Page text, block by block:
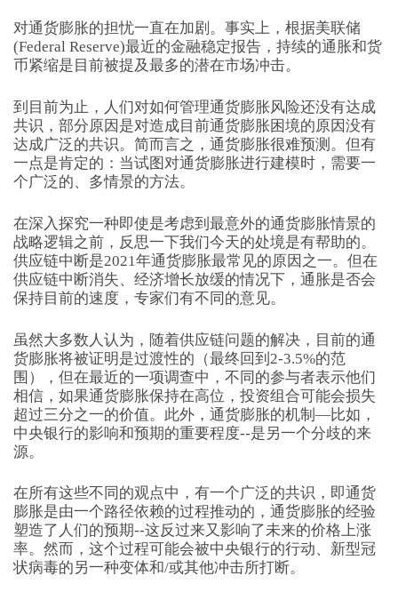
对通货膨胀的担忧一直在加剧。事实上，根据美联储
(Federal Reserve)最近的金融稳定报告，持续的通胀和货
币紧缩是目前被提及最多的潜在市场冲击。
到目前为止，人们对如何管理通货膨胀风险还没有达成
共识，部分原因是对造成目前通货膨胀困境的原因没有
达成广泛的共识。简而言之，通货膨胀很难预测。但有
一点是肯定的：当试图对通货膨胀进行建模时，需要一
个广泛的、多情景的方法。
在深入探究一种即使是考虑到最意外的通货膨胀情景的
战略逻辑之前，反思一下我们今天的处境是有帮助的。
供应链中断是2021年通货膨胀最常见的原因之一。但在
供应链中断消失、经济增长放缓的情况下，通胀是否会
保持目前的速度，专家们有不同的意见。
虽然大多数人认为，随着供应链问题的解决，目前的通
货膨胀将被证明是过渡性的（最终回到2-3.5%的范
围），但在最近的一项调查中，不同的参与者表示他们
相信，如果通货膨胀保持在高位，投资组合可能会损失
超过三分之一的价值。此外，通货膨胀的机制—比如，
中央银行的影响和预期的重要程度--是另一个分歧的来
源。
在所有这些不同的观点中，有一个广泛的共识，即通货
膨胀是由一个路径依赖的过程推动的，通货膨胀的经验
塑造了人们的预期--这反过来又影响了未来的价格上涨
率。然而，这个过程可能会被中央银行的行动、新型冠
状病毒的另一种变体和/或其他冲击所打断。